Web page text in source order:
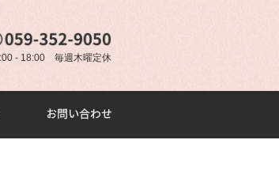
- 18:00 毎週木曜定休
×